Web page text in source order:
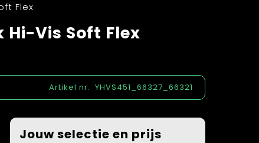
Flex
Vis Soft Flex
Artikel nr. YHVS451_66327_66321
Jouw selectie en prijs